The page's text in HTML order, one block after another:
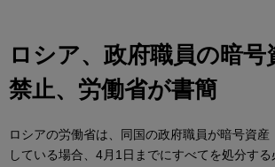
ロシア、政府職員の暗号
禁止、労働省が書簡
ロシアの労働省は、同国の政府職員が暗号資産
している場合、4月1日までにすべてを処分す